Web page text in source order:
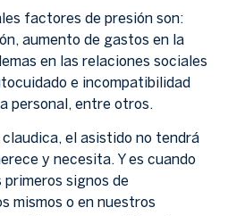
factores de presión son:
aumento de gastos en la
en las relaciones sociales
e incompatibilidad
personal, entre otros.
el asistido no tendrá
y necesita. Y es cuando
primeros signos de
mismos o en nuestros